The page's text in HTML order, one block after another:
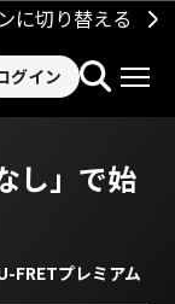
に切り替える
グイン
し」で始
FRETプレミアム